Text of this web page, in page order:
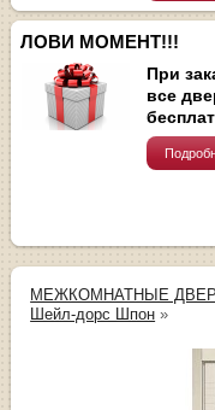
ЛОВИ МОМЕНТ!!!
При
все
МЕЖКОМНАТНЫЕ
Шейл-дорс Шпон »